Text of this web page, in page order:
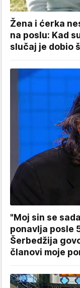
Žena i ćerka
na poslu: Kad
slučaj je dobio
"Moj sin se
ponavlja posle
Šerbedžija
članovi moje